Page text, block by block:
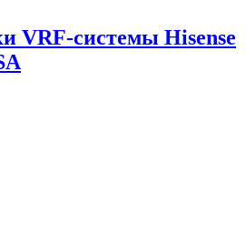
VRF-системы Hisense